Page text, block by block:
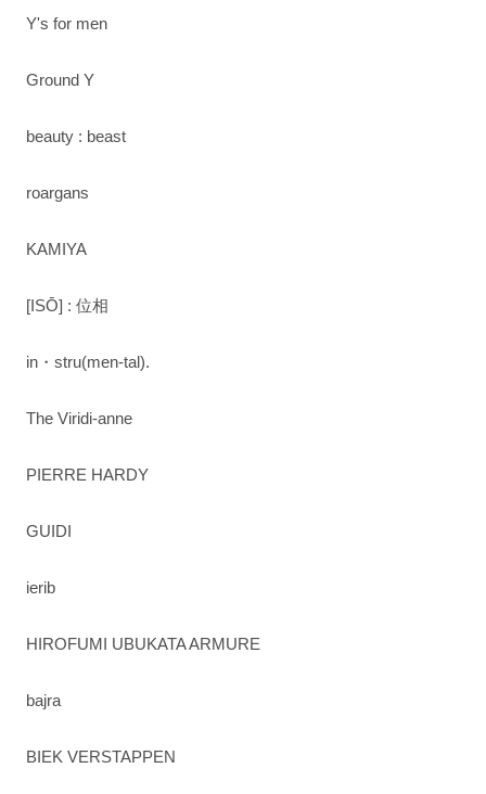
Y's for men
Ground Y
beauty : beast
roargans
KAMIYA
[ISŌ] : 位相
in・stru(men-tal).
The Viridi-anne
PIERRE HARDY
GUIDI
ierib
HIROFUMI UBUKATA ARMURE
bajra
BIEK VERSTAPPEN